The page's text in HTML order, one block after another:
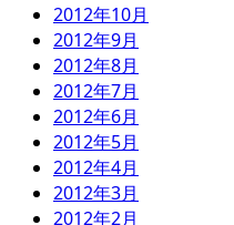
2012年10月
2012年9月
2012年8月
2012年7月
2012年6月
2012年5月
2012年4月
2012年3月
2012年2月